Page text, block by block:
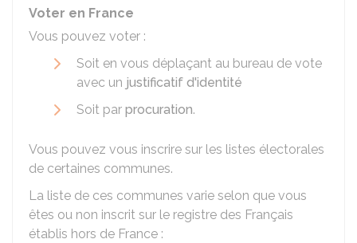
Voter en France
Vous pouvez voter :
Soit en vous déplaçant au bureau de vote
avec un justificatif d'identité
Soit par procuration.
Vous pouvez vous inscrire sur les listes électorales
de certaines communes.
La liste de ces communes varie selon que vous
êtes ou non inscrit sur le registre des Français
établis hors de France :